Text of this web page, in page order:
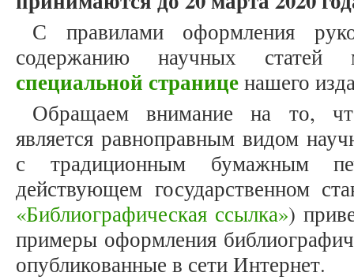
С правилами оформления
содержанию научных
специальной страниценашего
Обращаем внимание на то,
является равноправным видом
с традиционным бумажным
действующем государственном
«Библиографическая ссылка»)
примеры оформления
опубликованные в сети Интернет.